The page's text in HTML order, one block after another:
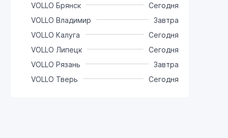
VOLLO Брянск
Сегодня
VOLLO Владимир
Завтра
VOLLO Калуга
Сегодня
VOLLO Липецк
Сегодня
VOLLO Рязань
Завтра
VOLLO Тверь
Сегодня